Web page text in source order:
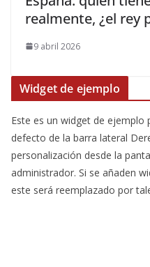
realmente, ¿el rey
9 abril 2026
Widget de ejemplo
Este es un widget de
defecto de la barra lateral
personalización desde la
administrador. Si se añaden
este será reemplazado por